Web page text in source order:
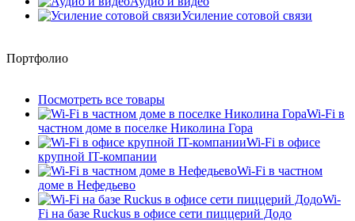
Усиление сотовой связи
Портфолио
Посмотреть все товары
Wi-Fi в
частном доме в поселке Николина Гора
Wi-Fi в офисе
крупной IT-компании
Wi-Fi в частном
доме в Нефедьево
Wi-
Fi на базе Ruckus в офисе сети пиццерий Додо